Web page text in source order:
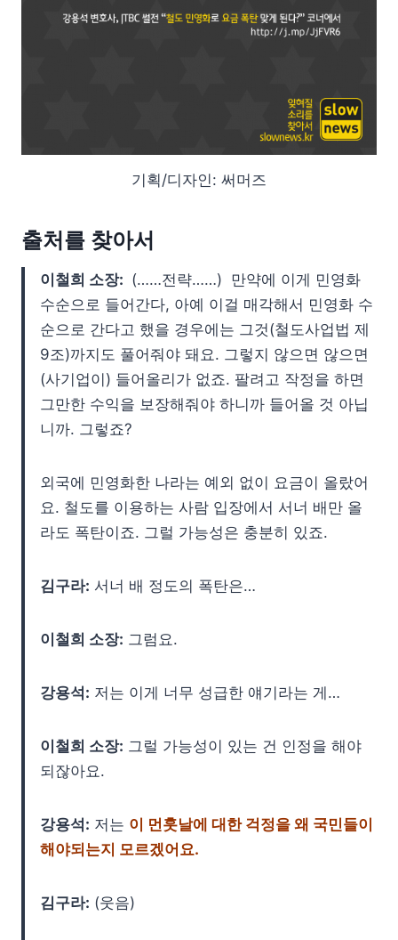
기획/디자인: 써머즈
출처를 찾아서
이철희 소장: (……전략……) 만약에 이게 민영화
수순으로 들어간다, 아예 이걸 매각해서 민영화 수
순으로 간다고 했을 경우에는 그것(철도사업법 제
9조)까지도 풀어줘야 돼요. 그렇지 않으면 않으면
(사기업이) 들어올리가 없죠. 팔려고 작정을 하면
그만한 수익을 보장해줘야 하니까 들어올 것 아닙
니까. 그렇죠?
외국에 민영화한 나라는 예외 없이 요금이 올랐어
요. 철도를 이용하는 사람 입장에서 서너 배만 올
라도 폭탄이죠. 그럴 가능성은 충분히 있죠.
김구라: 서너 배 정도의 폭탄은…
이철희 소장: 그럼요.
강용석: 저는 이게 너무 성급한 얘기라는 게…
이철희 소장: 그럴 가능성이 있는 건 인정을 해야
되잖아요.
강용석: 저는 이 먼훗날에 대한 걱정을 왜 국민들이
해야되는지 모르겠어요.
김구라: (웃음)